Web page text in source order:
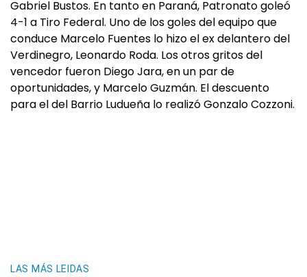
Gabriel Bustos. En tanto en Paraná, Patronato goleó
4-1 a Tiro Federal. Uno de los goles del equipo que
conduce Marcelo Fuentes lo hizo el ex delantero del
Verdinegro, Leonardo Roda. Los otros gritos del
vencedor fueron Diego Jara, en un par de
oportunidades, y Marcelo Guzmán. El descuento
para el del Barrio Ludueña lo realizó Gonzalo Cozzoni.
LAS MÁS LEIDAS